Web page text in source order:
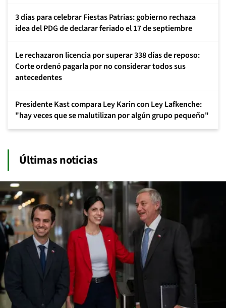
3 días para celebrar Fiestas Patrias: gobierno rechaza
idea del PDG de declarar feriado el 17 de septiembre
Le rechazaron licencia por superar 338 días de reposo:
Corte ordenó pagarla por no considerar todos sus
antecedentes
Presidente Kast compara Ley Karin con Ley Lafkenche:
"hay veces que se malutilizan por algún grupo pequeño"
Últimas noticias